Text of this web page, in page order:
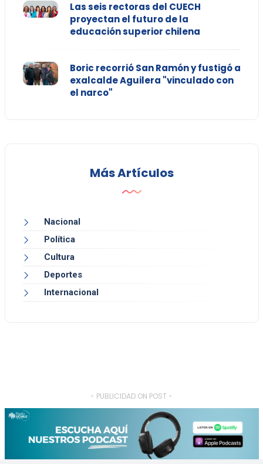
Las seis rectoras del CUECH
proyectan el futuro de la
educación superior chilena
Boric recorrió San Ramón y fustigó a
exalcalde Aguilera "vinculado con
el narco"
Más Artículos
Nacional
Política
Cultura
Deportes
Internacional
- PUBLICIDAD ON POST -